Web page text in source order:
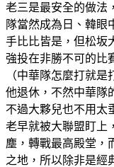
老三是最安全的做法
隊當然成為日、韓眼
手比比皆是，但松坂
強投在非勝不可的比
（中華隊怎麼打就
他退休，不然中華隊
不過大夥兒也不用太
老早就被大聯盟盯上
塵，轉戰最高殿堂，
之地，所以除非是經